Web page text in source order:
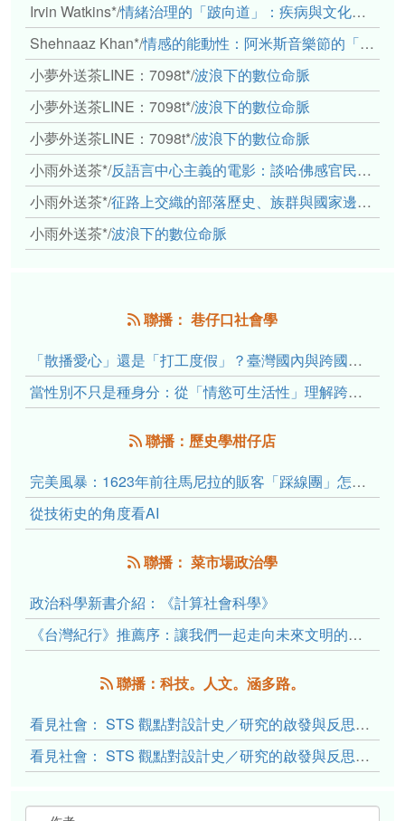
Irvin Watkins*/情緒治理的「跛向道」：疾病與文化象徵的轉變舉例
Shehnaaz Khan*/情感的能動性：阿米斯音樂節的「對話觀察」
小夢外送茶LINE：7098t*/波浪下的數位命脈
小夢外送茶LINE：7098t*/波浪下的數位命脈
小夢外送茶LINE：7098t*/波浪下的數位命脈
小雨外送茶*/反語言中心主義的電影：談哈佛感官民族誌實驗室
小雨外送茶*/征路上交織的部落歷史、族群與國家邊界敘事： 《路有多長》、《高砂的翅膀》、《檔案／李光輝》
小雨外送茶*/波浪下的數位命脈
聯播： 巷仔口社會學
「散播愛心」還是「打工度假」？臺灣國內與跨國捐卵的利他修辭、金錢動機與身體代價
當性別不只是種身分：從「情慾可生活性」理解跨性別者的身體、慾望與認同探索
聯播：歷史學柑仔店
完美風暴：1623年前往馬尼拉的販客「踩線團」怎麼會困死於澎湖?
從技術史的角度看AI
聯播： 菜市場政治學
政治科學新書介紹：《計算社會科學》
《台灣紀行》推薦序：讓我們一起走向未來文明的備忘錄
聯播：科技。人文。涵多路。
看見社會： STS 觀點對設計史／研究的啟發與反思（下）
看見社會： STS 觀點對設計史／研究的啟發與反思（上）